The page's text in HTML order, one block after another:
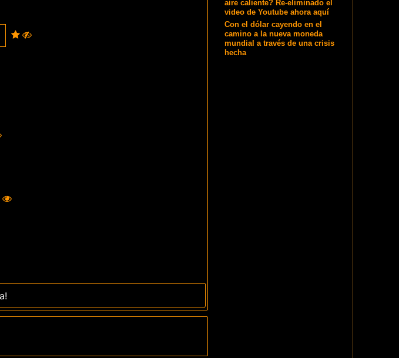
aire caliente? Re-eliminado el
video de Youtube ahora aquí
Con el dólar cayendo en el
camino a la nueva moneda
mundial a través de una crisis
hecha